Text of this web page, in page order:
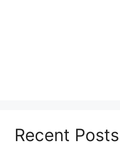
Recent Posts